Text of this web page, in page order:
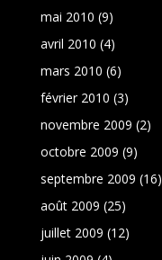
mai 2010 (9)
avril 2010 (4)
mars 2010 (6)
février 2010 (3)
novembre 2009 (2)
octobre 2009 (9)
septembre 2009 (16)
août 2009 (25)
juillet 2009 (12)